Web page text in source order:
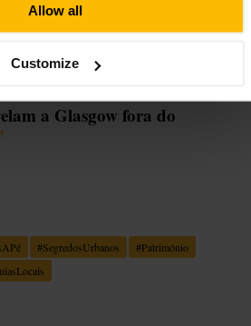
Allow all
Customize
a Glasgow fora do
#SegredosUrbanos #Património